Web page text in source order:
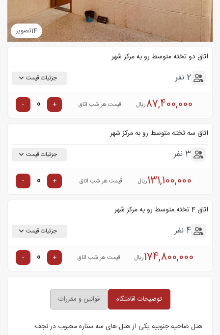
14تصویر
اتاق دو تخته متوسط رو به مرکز شهر
2 نفر جزئیات قیمت
87,400,000ریال قیمت هر شب اتاق +
-
اتاق سه تخته متوسط رو به مرکز شهر
3 نفر جزئیات قیمت
131,100,000ریال قیمت هر شب اتاق +
-
اتاق 4 تخته متوسط رو به مرکز شهر
4 نفر جزئیات قیمت
174,800,000ریال قیمت هر شب اتاق +
-
توضیحات اقامتگاه قوانین و مقررات
هتل ضاحیه جنوبیه یکی از هتل های سه ستاره محبوب در نجف